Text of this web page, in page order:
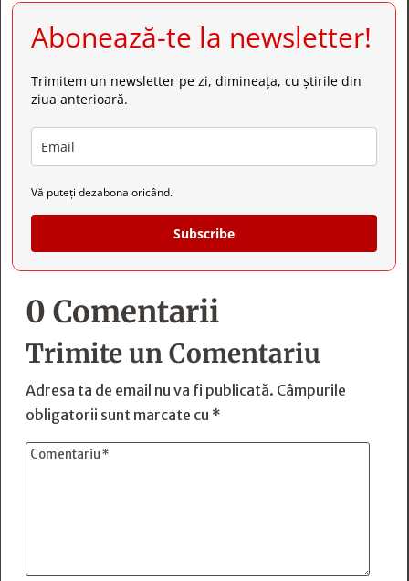
Abonează-te la newsletter!
Trimitem un newsletter pe zi, dimineața, cu știrile din
ziua anterioară.
Vă puteți dezabona oricând.
Subscribe
0 Comentarii
Trimite un Comentariu
Adresa ta de email nu va fi publicată. Câmpurile
obligatorii sunt marcate cu *